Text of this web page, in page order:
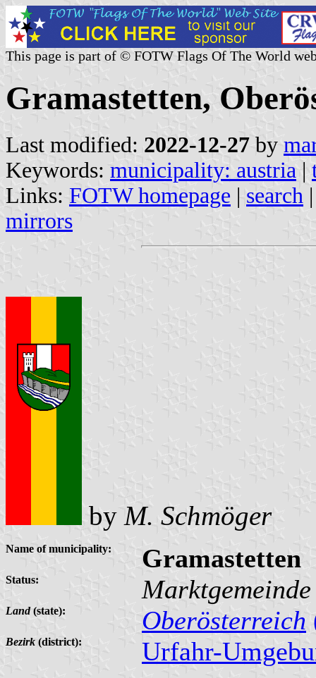
This page is part of © FOTW Flags Of The World
Gramastetten,
Last modified: 2022-12-27 by
Keywords: municipality: austria |
Links: FOTW homepage | search
mirrors
by M. Schmöger
Name of municipality: Gramastetten
Status: Marktgemeinde
Land(state): Oberösterreich
Bezirk (district): Urfahr-